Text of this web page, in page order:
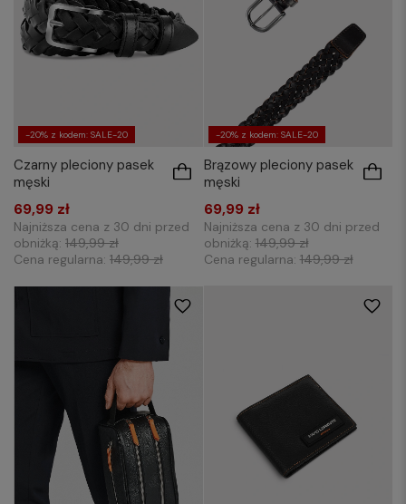
-20% z kodem: SALE-20
Czarny pleciony pasek
męski
69,99 zł
Najniższa cena z 30 dni przed
obniżką: 149,99 zł
Cena regularna: 149,99 zł
-20% z kodem: SALE-20
Brązowy pleciony pasek
męski
69,99 zł
Najniższa cena z 30 dni przed
obniżką:149,99 zł
Cena regularna:149,99 zł